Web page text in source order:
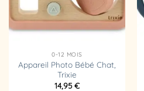
0-12 MOIS
Appareil Photo Bébé Chat,
Trixie
14,95€